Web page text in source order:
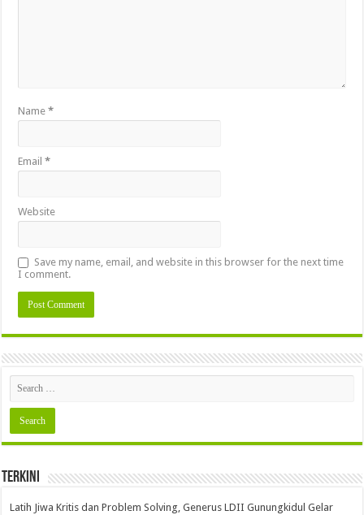
Name*
Email*
Website
Save my name, email, and website in this browser for the next time
I comment.
Terkini
Latih Jiwa Kritis dan Problem Solving, Generus LDII Gunungkidul Gelar